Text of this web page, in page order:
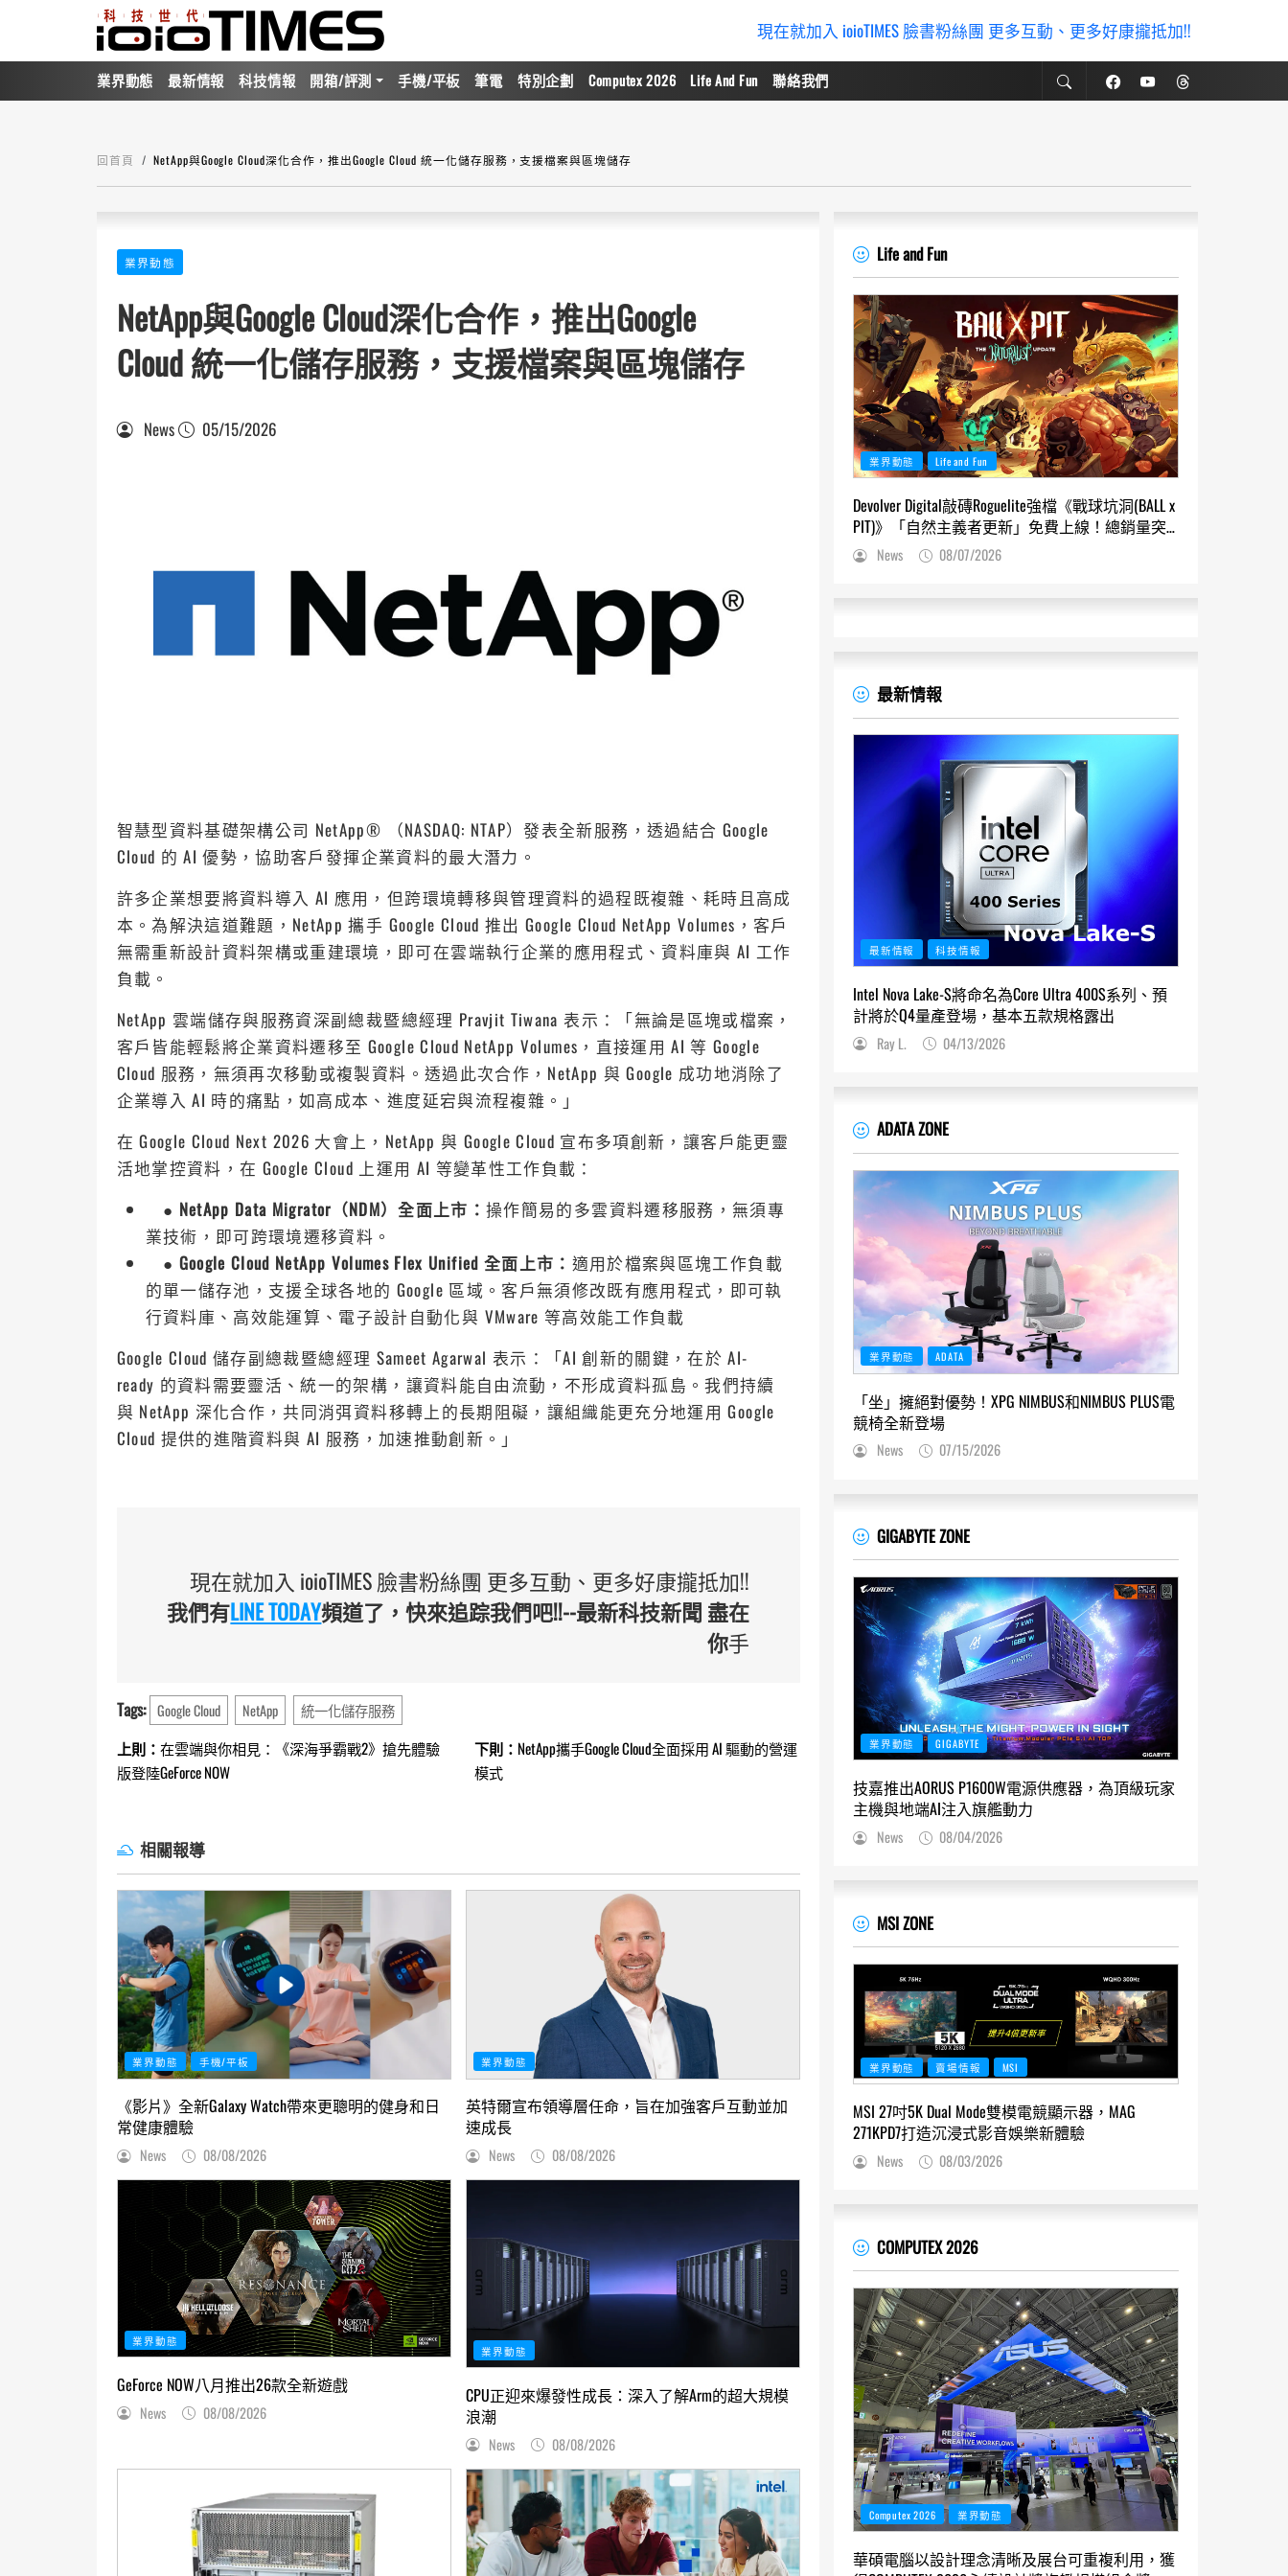
現在就加入 ioioTIMES 臉書粉絲團 更多互動、更多好康攏抵加!!
業界動態 最新情報 科技情報 開箱/評測 手機/平板 筆電 特別企劃 Computex 2026 Life And Fun 聯絡我們
回首頁 NetApp與Google Cloud深化合作，推出Google Cloud 統一化儲存服務，支援檔案與區塊儲存
業界動態
NetApp與Google Cloud深化合作，推出Google
Cloud 統一化儲存服務，支援檔案與區塊儲存
News 05/15/2026
智慧型資料基礎架構公司 NetApp® （NASDAQ: NTAP）發表全新服務，透過結合 Google
Cloud 的 AI 優勢，協助客戶發揮企業資料的最大潛力。
許多企業想要將資料導入 AI 應用，但跨環境轉移與管理資料的過程既複雜、耗時且高成
本。為解決這道難題，NetApp 攜手 Google Cloud 推出 Google Cloud NetApp Volumes，客戶
無需重新設計資料架構或重建環境，即可在雲端執行企業的應用程式、資料庫與 AI 工作
負載。
NetApp 雲端儲存與服務資深副總裁暨總經理 Pravjit Tiwana 表示：「無論是區塊或檔案，
客戶皆能輕鬆將企業資料遷移至 Google Cloud NetApp Volumes，直接運用 AI 等 Google
Cloud 服務，無須再次移動或複製資料。透過此次合作，NetApp 與 Google 成功地消除了
企業導入 AI 時的痛點，如高成本、進度延宕與流程複雜。」
在 Google Cloud Next 2026 大會上，NetApp 與 Google Cloud 宣布多項創新，讓客戶能更靈
活地掌控資料，在 Google Cloud 上運用 AI 等變革性工作負載：
● NetApp Data Migrator（NDM）全面上市：操作簡易的多雲資料遷移服務，無須專
業技術，即可跨環境遷移資料。
● Google Cloud NetApp Volumes Flex Unified 全面上市： 適用於檔案與區塊工作負載
的單一儲存池，支援全球各地的 Google 區域。客戶無須修改既有應用程式，即可執
行資料庫、高效能運算、電子設計自動化與 VMware 等高效能工作負載
Google Cloud 儲存副總裁暨總經理 Sameet Agarwal 表示：「AI 創新的關鍵，在於 AI-
ready 的資料需要靈活、統一的架構，讓資料能自由流動，不形成資料孤島。我們持續
與 NetApp 深化合作，共同消弭資料移轉上的長期阻礙，讓組織能更充分地運用 Google
Cloud 提供的進階資料與 AI 服務，加速推動創新。」
現在就加入 ioioTIMES 臉書粉絲團 更多互動、更多好康攏抵加!!
我們有LINE TODAY頻道了，快來追踪我們吧!!--最新科技新聞 盡在
你手
Tags: Google Cloud NetApp 統一化儲存服務
Continue
Reading
上則： 在雲端與你相見：《深海爭霸戰2》搶先體驗
版登陸GeForce NOW
下則： NetApp攜手Google Cloud全面採用 AI 驅動的營運
模式
相關報導
業界動態 手機/平板
《影片》全新Galaxy Watch帶來更聰明的健身和日
常健康體驗
News 08/08/2026
業界動態
英特爾宣布領導層任命，旨在加強客戶互動並加
速成長
News 08/08/2026
業界動態
GeForce NOW八月推出26款全新遊戲
News 08/08/2026
業界動態
CPU正迎來爆發性成長：深入了解Arm的超大規模
浪潮
News 08/08/2026
Life and Fun
業界動態 Life and Fun
Devolver Digital敲磚Roguelite強檔《戰球坑洞(BALL x
PIT)》「自然主義者更新」免費上線！總銷量突
破200萬份，遊戲史低66折熱銷中
News 08/07/2026
最新情報
最新情報 科技情報
Intel Nova Lake-S將命名為Core Ultra 400S系列、預
計將於Q4量產登場，基本五款規格露出
Ray L. 04/13/2026
ADATA ZONE
業界動態 ADATA
「坐」擁絕對優勢！XPG NIMBUS和NIMBUS PLUS電
競椅全新登場
News 07/15/2026
GIGABYTE ZONE
業界動態 GIGABYTE
技嘉推出AORUS P1600W電源供應器，為頂級玩家
主機與地端AI注入旗艦動力
News 08/04/2026
MSI ZONE
業界動態 賣場情報 MSI
MSI 27吋5K Dual Mode雙模電競顯示器，MAG
271KPD7打造沉浸式影音娛樂新體驗
News 08/03/2026
COMPUTEX 2026
Computex 2026 業界動態
華碩電腦以設計理念清晰及展台可重複利用，獲